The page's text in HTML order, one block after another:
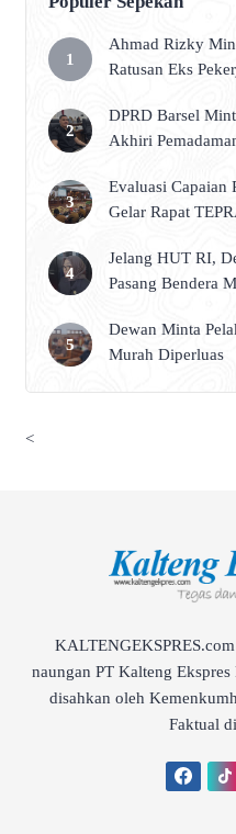
Ahmad Rizky
Ratusan Eks
DPRD Barsel
Akhiri
Evaluasi Capaian
Gelar Rapat
Jelang HUT RI,
Pasang Bendera
Dewan Minta
Murah Diperluas
<
naungan PT Kalteng
disahkan oleh
Faktual